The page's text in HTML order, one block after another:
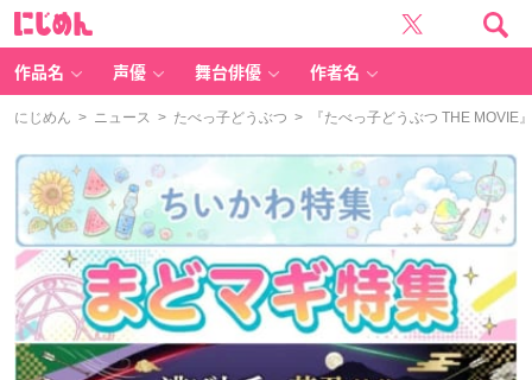
作品名 声優 舞台俳優 作者名
にじめん > ニュース > たべっ子どうぶつ > 『たべっ子どうぶつ THE MOVIE